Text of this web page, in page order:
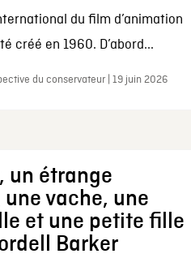
du film d’animation
créé en 1960. D’abord...
du conservateur | 19 juin 2026
un étrange
vache, une
et une petite fille
Barker